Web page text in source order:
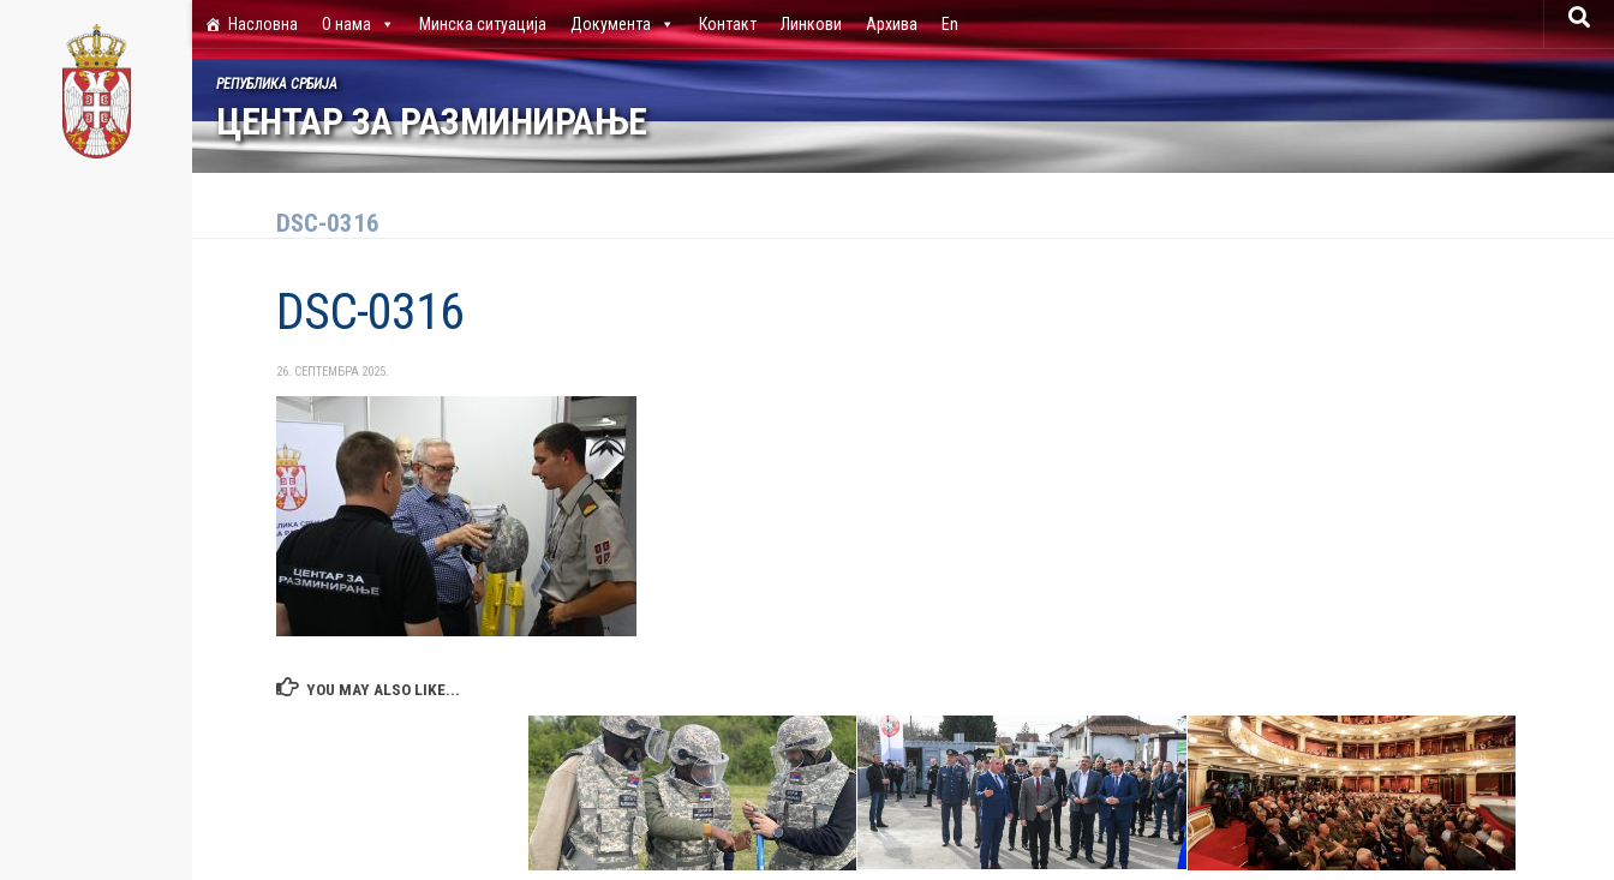
Skip to content Насловна О нама Минска ситуација Документа Контакт Линкови Архива En
ЦЕНТАР ЗА РАЗМИНИРАЊЕ
РЕПУБЛИКА СРБИЈА
DSC-0316
DSC-0316
26. СЕПТЕМБРА 2025.
YOU MAY ALSO LIKE...